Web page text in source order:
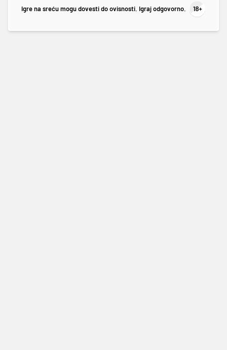
Igre na sreću mogu dovesti do ovisnosti. Igraj odgovorno.